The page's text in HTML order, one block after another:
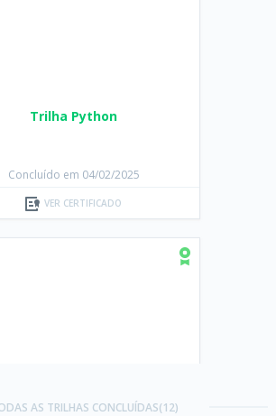
Trilha Python
Concluído em 04/02/2025
VER CERTIFICADO
AS TRILHAS CONCLUÍDAS(12)